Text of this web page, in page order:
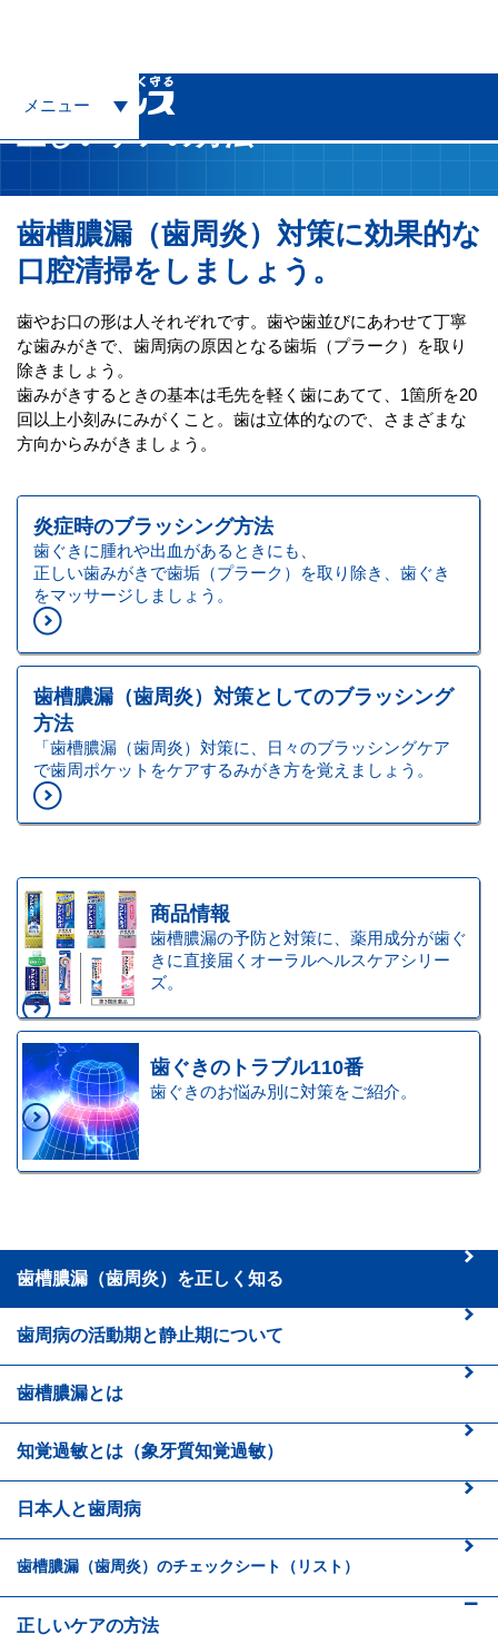
メニュー
歯槽膿漏（歯周炎）を正しく知る
正しいケアの方法
歯槽膿漏（歯周炎）対策に効果的な
口腔清掃をしましょう。
歯やお口の形は人それぞれです。歯や歯並びにあわせて丁寧
な歯みがきで、歯周病の原因となる歯垢（プラーク）を取り
除きましょう。
歯みがきするときの基本は毛先を軽く歯にあてて、1箇所を20
回以上小刻みにみがくこと。歯は立体的なので、さまざまな
方向からみがきましょう。
炎症時のブラッシング方法
歯ぐきに腫れや出血があるときにも、
正しい歯みがきで歯垢（プラーク）を取り除き、歯ぐき
をマッサージしましょう。
歯槽膿漏（歯周炎）対策としてのブラッシング
方法
「歯槽膿漏（歯周炎）対策に、日々のブラッシングケア
で歯周ポケットをケアするみがき方を覚えましょう。
商品情報
歯槽膿漏の予防と対策に、薬用成分が歯ぐ
きに直接届くオーラルヘルスケアシリー
ズ。
歯ぐきのトラブル110番
歯ぐきのお悩み別に対策をご紹介。
歯槽膿漏（歯周炎）を正しく知る
歯周病の活動期と静止期について
歯槽膿漏とは
知覚過敏とは （象牙質知覚過敏）
日本人と歯周病
歯槽膿漏（歯周炎）のチェックシート（リスト）
正しいケアの方法